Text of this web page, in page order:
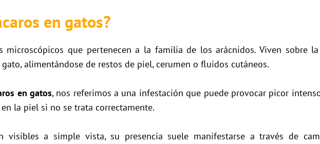
en gatos?
microscópicos que pertenecen a la familia de los arácnidos. Viven sobre
alimentándose de restos de piel, cerumen o fluidos cutáneos.
en gatos, nos referimos a una infestación que puede provocar picor
la piel si no se trata correctamente.
visibles a simple vista, su presencia suele manifestarse a través de